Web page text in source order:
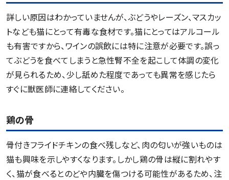
詳しい原因はわかっていませんが、ぶどうやレーズン、マスカッ
トなども猫にとって有毒な食材です。猫にとってはアルコール
も有害ですから、ワインの誤飲には特に注意が必要です。誤っ
てぶどうを食べてしまうと急性腎不全を起こして体調の変化
が見られるため、少し舐めた程度であっても異常を感じたら
すぐに獣医師に連絡してください。
鶏の骨
骨付きフライドチキンの食べ残しなど、肉の匂いが強いものは
猫も興味を示しやすくなります。しかし鶏の骨は縦に割れやす
く、猫が食べるとのどや内臓を傷つける可能性があるため、注